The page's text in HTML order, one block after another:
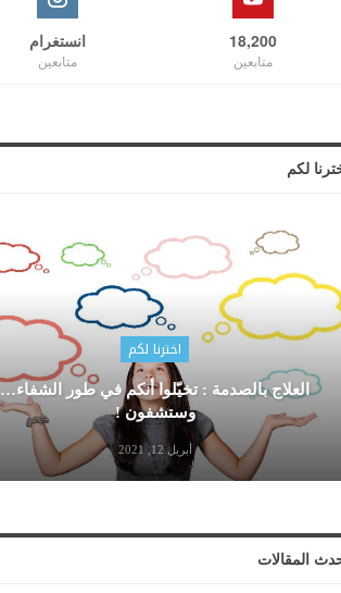
18,200
متابعين
انستغرام
متابعين
لكم
اخترنا لكم
العلاج بالصدمة : تخيّلوا أنكم في طور الشفاء…
وستشفون !
أبريل 12, 2021
المقالات